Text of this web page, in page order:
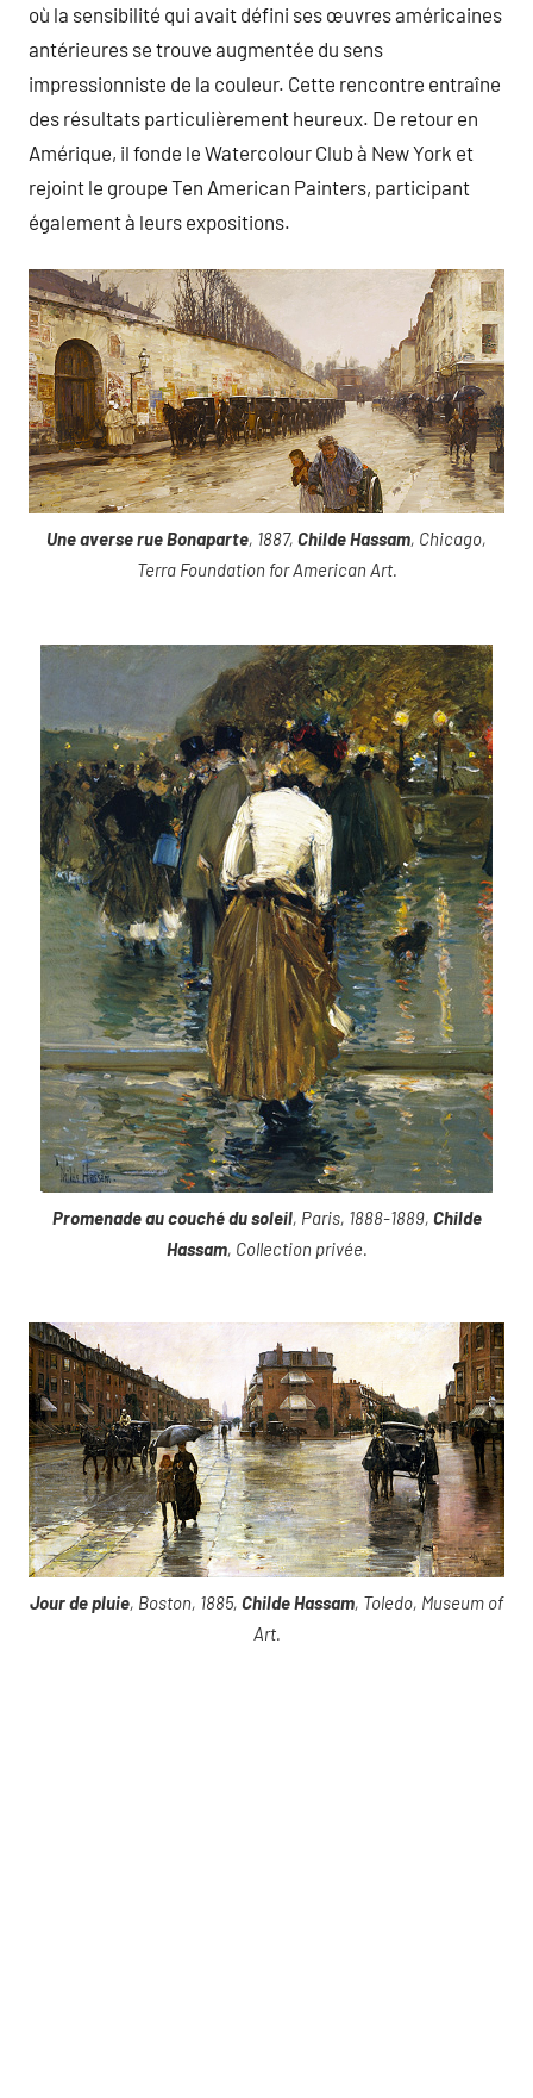
où la sensibilité qui avait défini ses œuvres américaines
antérieures se trouve augmentée du sens
impressionniste de la couleur. Cette rencontre entraîne
des résultats particulièrement heureux. De retour en
Amérique, il fonde le Watercolour Club à New York et
rejoint le groupe Ten American Painters, participant
également à leurs expositions.
Une averse rue Bonaparte, 1887, Childe Hassam, Chicago,
Terra Foundation for American Art.
Promenade au couché du soleil, Paris, 1888-1889, Childe
Hassam, Collection privée.
Jour de pluie, Boston, 1885, Childe Hassam, Toledo, Museum of
Art.